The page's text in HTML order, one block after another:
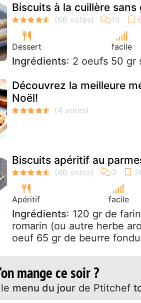
Biscuits à la cuillère sans
Dessert facile
Ingrédients: 2 oeufs 50 gr
Découvrez la meilleure
Noël!
Biscuits apéritif au
Apéritif facile
Ingrédients: 120 gr de
romarin (ou autre herbe
oeuf 65 gr de beurre fondu
mange ce soir ?
menu du jour de Ptitchef